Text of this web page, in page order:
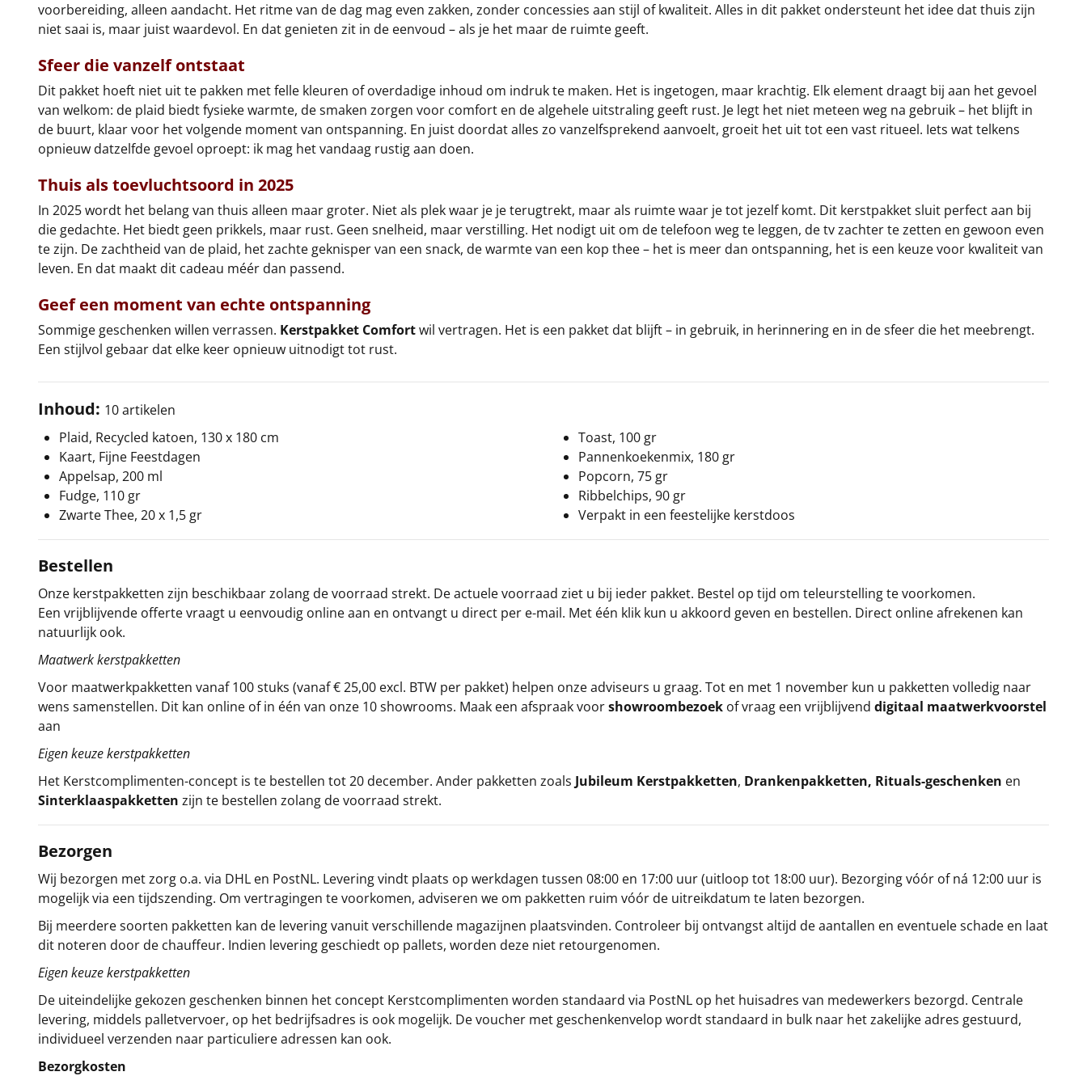
voorbereiding, alleen aandacht. Het ritme van de dag mag even zakken, zonder concessies aan stijl of kwaliteit. Alles in dit pakket ondersteunt het idee dat thuis zijn
niet saai is, maar juist waardevol. En dat genieten zit in de eenvoud – als je het maar de ruimte geeft.
Sfeer die vanzelf ontstaat
Dit pakket hoeft niet uit te pakken met felle kleuren of overdadige inhoud om indruk te maken. Het is ingetogen, maar krachtig. Elk element draagt bij aan het gevoel
van welkom: de plaid biedt fysieke warmte, de smaken zorgen voor comfort en de algehele uitstraling geeft rust. Je legt het niet meteen weg na gebruik – het blijft in
de buurt, klaar voor het volgende moment van ontspanning. En juist doordat alles zo vanzelfsprekend aanvoelt, groeit het uit tot een vast ritueel. Iets wat telkens
opnieuw datzelfde gevoel oproept: ik mag het vandaag rustig aan doen.
Thuis als toevluchtsoord in 2025
In 2025 wordt het belang van thuis alleen maar groter. Niet als plek waar je je terugtrekt, maar als ruimte waar je tot jezelf komt. Dit kerstpakket sluit perfect aan bij
die gedachte. Het biedt geen prikkels, maar rust. Geen snelheid, maar verstilling. Het nodigt uit om de telefoon weg te leggen, de tv zachter te zetten en gewoon even
te zijn. De zachtheid van de plaid, het zachte geknisper van een snack, de warmte van een kop thee – het is meer dan ontspanning, het is een keuze voor kwaliteit van
leven. En dat maakt dit cadeau méér dan passend.
Geef een moment van echte ontspanning
Sommige geschenken willen verrassen. Kerstpakket Comfortwil vertragen. Het is een pakket dat blijft – in gebruik, in herinnering en in de sfeer die het meebrengt.
Een stijlvol gebaar dat elke keer opnieuw uitnodigt tot rust.
Inhoud: 10 artikelen
Plaid, Recycled katoen, 130 x 180 cm
Kaart, Fijne Feestdagen
Appelsap, 200 ml
Fudge, 110 gr
Zwarte Thee, 20 x 1,5 gr
Toast, 100 gr
Pannenkoekenmix, 180 gr
Popcorn, 75 gr
Ribbelchips, 90 gr
Verpakt in een feestelijke kerstdoos
Bestellen
Onze kerstpakketten zijn beschikbaar zolang de voorraad strekt. De actuele voorraad ziet u bij ieder pakket. Bestel op tijd om teleurstelling te voorkomen.
Een vrijblijvende offerte vraagt u eenvoudig online aan en ontvangt u direct per e-mail. Met één klik kun u akkoord geven en bestellen. Direct online afrekenen kan
natuurlijk ook.
Maatwerk kerstpakketten
Voor maatwerkpakketten vanaf 100 stuks (vanaf € 25,00 excl. BTW per pakket) helpen onze adviseurs u graag. Tot en met 1 november kun u pakketten volledig naar
wens samenstellen. Dit kan online of in één van onze 10 showrooms. Maak een afspraak voorshowroombezoek of vraag een vrijblijvend digitaal maatwerkvoorstel
aan
Eigen keuze kerstpakketten
Het Kerstcomplimenten-concept is te bestellen tot 20 december. Ander pakketten zoals Jubileum Kerstpakketten, Drankenpakketten, Rituals-geschenken en
Sinterklaaspakketten zijn te bestellen zolang de voorraad strekt.
Bezorgen
Wij bezorgen met zorg o.a. via DHL en PostNL. Levering vindt plaats op werkdagen tussen 08:00 en 17:00 uur (uitloop tot 18:00 uur). Bezorging vóór of ná 12:00 uur is
mogelijk via een tijdszending. Om vertragingen te voorkomen, adviseren we om pakketten ruim vóór de uitreikdatum te laten bezorgen.
Bij meerdere soorten pakketten kan de levering vanuit verschillende magazijnen plaatsvinden. Controleer bij ontvangst altijd de aantallen en eventuele schade en laat
dit noteren door de chauffeur. Indien levering geschiedt op pallets, worden deze niet retourgenomen.
Eigen keuze kerstpakketten
De uiteindelijke gekozen geschenken binnen het concept Kerstcomplimenten worden standaard via PostNL op het huisadres van medewerkers bezorgd. Centrale
levering, middels palletvervoer, op het bedrijfsadres is ook mogelijk. De voucher met geschenkenvelop wordt standaard in bulk naar het zakelijke adres gestuurd,
individueel verzenden naar particuliere adressen kan ook.
Bezorgkosten